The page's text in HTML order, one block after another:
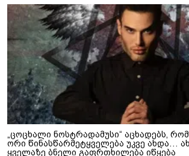
„ცოცხალი ნოსტრადამუსი“ აცხადებს,
ორი წინასწარმეტყველება უკვე ახდა…
ყველაზე ბნელი გაფრთხილება იწყება